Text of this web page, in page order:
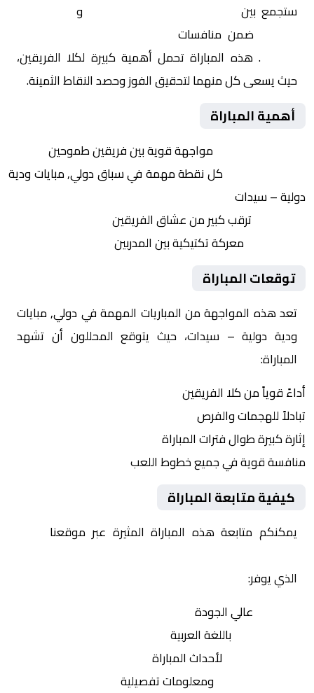
ستجمع بين
و
ضمن منافسات
. هذه المباراة تحمل أهمية كبيرة لكلا الفريقين،
حيث يسعى كل منهما لتحقيق الفوز وحصد النقاط الثمينة.
أهمية المباراة
مواجهة قوية بين فريقين طموحين
كل نقطة مهمة في سباق دولي, مبايات ودية
دولية – سيدات
ترقب كبير من عشاق الفريقين
معركة تكتيكية بين المدربين
توقعات المباراة
تعد هذه المواجهة من المباريات المهمة في دولي, مبايات
ودية دولية – سيدات، حيث يتوقع المحللون أن تشهد
المباراة:
أداءً قوياً من كلا الفريقين
تبادلاً للهجمات والفرص
إثارة كبيرة طوال فترات المباراة
منافسة قوية في جميع خطوط اللعب
كيفية متابعة المباراة
يمكنكم متابعة هذه المباراة المثيرة عبر موقعنا
الذي يوفر:
عالي الجودة
باللغة العربية
لأحداث المباراة
ومعلومات تفصيلية